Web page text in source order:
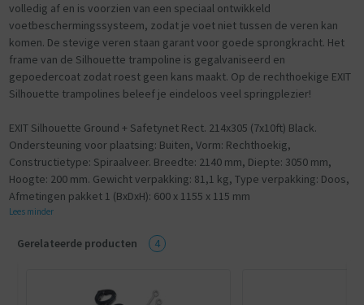
volledig af en is voorzien van een speciaal ontwikkeld
voetbeschermingssysteem, zodat je voet niet tussen de veren kan
komen. De stevige veren staan garant voor goede sprongkracht. Het
frame van de Silhouette trampoline is gegalvaniseerd en
gepoedercoat zodat roest geen kans maakt. Op de rechthoekige EXIT
Silhouette trampolines beleef je eindeloos veel springplezier!
EXIT Silhouette Ground + Safetynet Rect. 214x305 (7x10ft) Black.
Ondersteuning voor plaatsing: Buiten, Vorm: Rechthoekig,
Constructietype: Spiraalveer. Breedte: 2140 mm, Diepte: 3050 mm,
Hoogte: 200 mm. Gewicht verpakking: 81,1 kg, Type verpakking: Doos,
Afmetingen pakket 1 (BxDxH): 600 x 1155 x 115 mm
Lees minder
Gerelateerde producten 4